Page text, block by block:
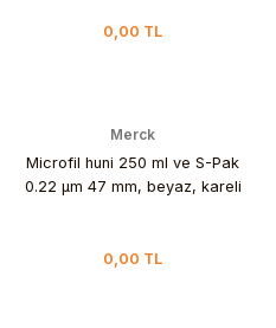
0,00 TL
Merck
Microfil huni 250 ml ve S-Pak
0.22 µm 47 mm, beyaz, kareli
0,00 TL